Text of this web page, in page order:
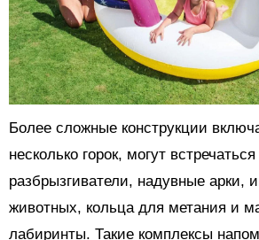
Более сложные конструкции
несколько горок, могут
разбрызгиватели, надувные арки,
животных, кольца для метания и
лабиринты. Такие комплексы